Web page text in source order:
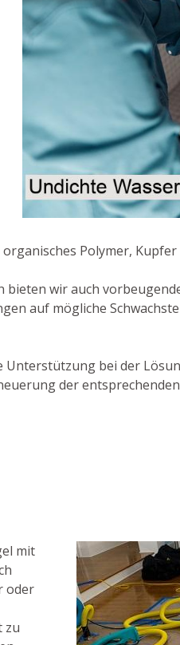
Polymer,
wir auch
auf mögliche
bei der
der
mit
oder
zu